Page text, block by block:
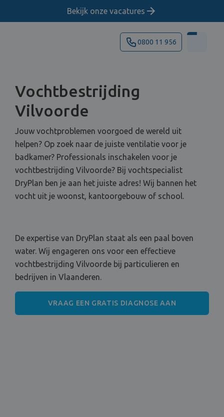
Bekijk onze vacatures
0800 11 956
Vochtbestrijding
Vilvoorde
Jouw vochtproblemen voorgoed de wereld uit
helpen? Op zoek naar de juiste ventilatie voor je
badkamer? Professionals inschakelen voor je
vochtbestrijding Vilvoorde? Bij vochtspecialist
DryPlan ben je aan het juiste adres! Wij bannen het
vocht uit je woonst, kantoorgebouw of school.
De expertise van DryPlan staat als een paal boven
water. Wij engageren ons voor een effectieve
vochtbestrijding Vilvoorde bij particulieren en
bedrijven in Vlaanderen.
VRAAG EEN GRATIS DIAGNOSE AAN